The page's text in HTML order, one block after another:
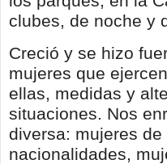
clubes, de noche y
Creció y se hizo
mujeres que
ellas, medidas y
situaciones. Nos
diversa: mujeres
nacionalidades,